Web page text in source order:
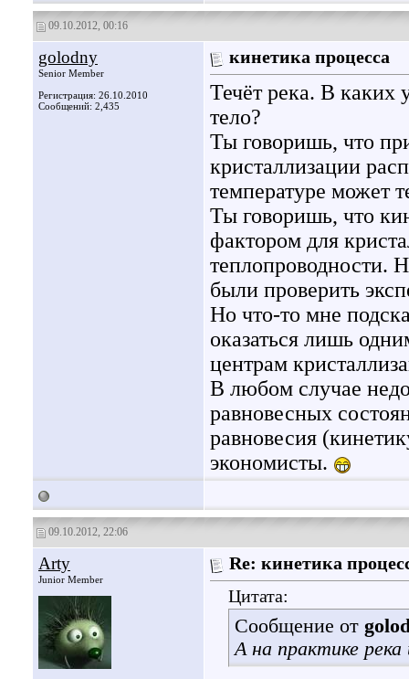
09.10.2012, 00:16
golodny
Senior Member
Регистрация: 26.10.2010
Сообщений: 2,435
кинетика процесса
Течёт река. В каких
тело?
Ты говоришь, что
кристаллизации
температуре может
Ты говоришь, что
фактором для
теплопроводности.
были проверить
Но что-то мне
оказаться лишь
центрам
В любом случае
равновесных
равновесия
экономисты.
09.10.2012, 22:06
Arty
Junior Member
Re: кинетика
Цитата:
Сообщение от
А на практике